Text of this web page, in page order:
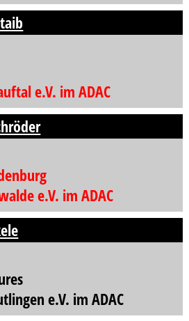
e.V. im ADAC
e.V. im ADAC
e.V. im ADAC